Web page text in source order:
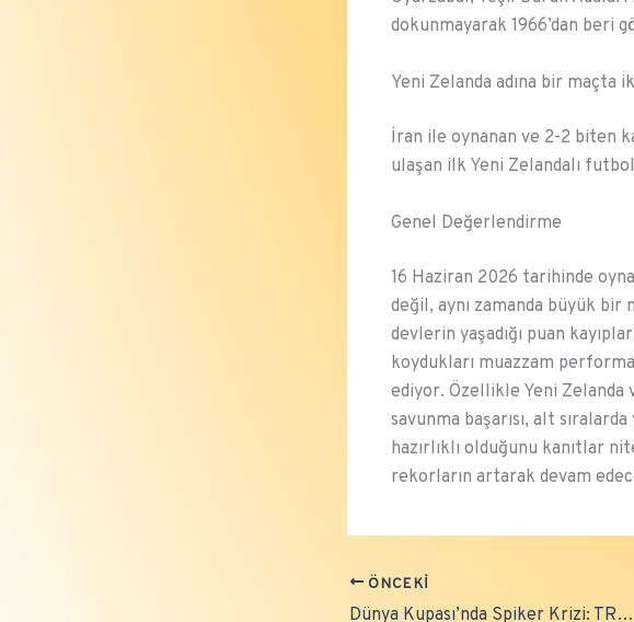
dokunmayarak 1966’dan
Yeni Zelanda adına bir maçta
İran ile oynanan ve 2-2 biten
ulaşan ilk Yeni Zelandalı
Genel Değerlendirme
16 Haziran 2026 tarihinde
değil, aynı zamanda büyük bir
devlerin yaşadığı puan
koydukları muazzam
ediyor. Özellikle Yeni Zelanda
savunma başarısı, alt
hazırlıklı olduğunu kanıtlar
rekorların artarak devam
ÖNCEKI
Dünya Kupası’nda Spiker Krizi: TRT’den Sert Karar